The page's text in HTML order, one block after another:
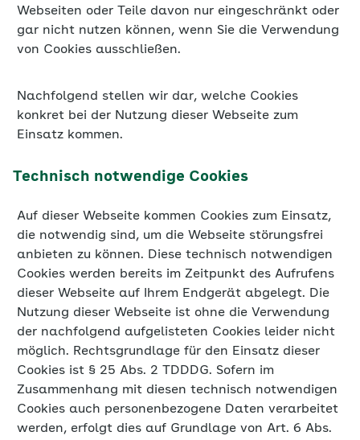
Webseiten oder Teile davon nur eingeschränkt oder
gar nicht nutzen können, wenn Sie die Verwendung
von Cookies ausschließen.
Nachfolgend stellen wir dar, welche Cookies
konkret bei der Nutzung dieser Webseite zum
Einsatz kommen.
Technisch notwendige Cookies
Auf dieser Webseite kommen Cookies zum Einsatz,
die notwendig sind, um die Webseite störungsfrei
anbieten zu können. Diese technisch notwendigen
Cookies werden bereits im Zeitpunkt des Aufrufens
dieser Webseite auf Ihrem Endgerät abgelegt. Die
Nutzung dieser Webseite ist ohne die Verwendung
der nachfolgend aufgelisteten Cookies leider nicht
möglich. Rechtsgrundlage für den Einsatz dieser
Cookies ist § 25 Abs. 2 TDDDG. Sofern im
Zusammenhang mit diesen technisch notwendigen
Cookies auch personenbezogene Daten verarbeitet
werden, erfolgt dies auf Grundlage von Art. 6 Abs.